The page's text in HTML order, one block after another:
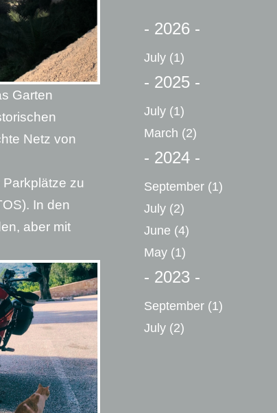
Garten
Netz von
zu
In den
aber mit
- 2026 -
July (1)
- 2025 -
July (1)
March (2)
- 2024 -
September (1)
July (2)
June (4)
May (1)
- 2023 -
September (1)
July (2)